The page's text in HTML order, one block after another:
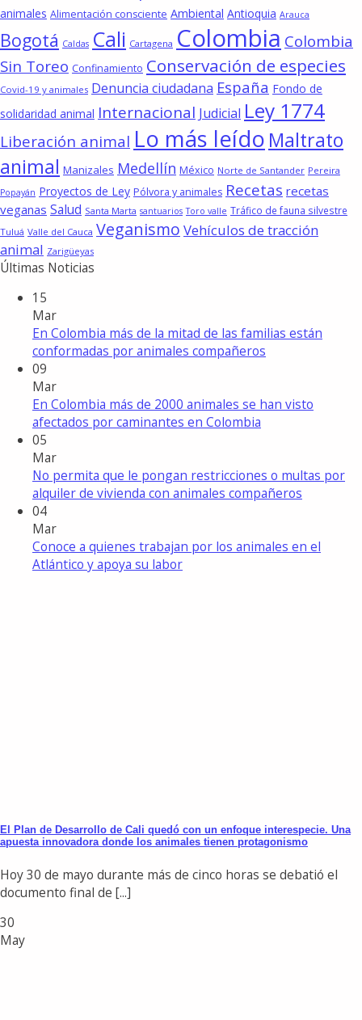
animales Alimentación consciente Ambiental Antioquia Arauca
Bogotá Caldas Cali Cartagena Colombia Colombia
Sin Toreo Confinamiento Conservación de especies
Covid-19 y animales Denuncia ciudadana España Fondo de
solidaridad animal Internacional Judicial Ley 1774
Liberación animal Lo más leído Maltrato
animal Manizales Medellín México Norte de Santander Pereira
Popayán Proyectos de Ley Pólvora y animales Recetas recetas
veganas Salud Santa Marta santuarios Toro valle Tráfico de fauna silvestre
Tuluá Valle del Cauca Veganismo Vehículos de tracción
animal Zarigüeyas
Últimas Noticias
15
Mar
En Colombia más de la mitad de las familias están
conformadas por animales compañeros
09
Mar
En Colombia más de 2000 animales se han visto
afectados por caminantes en Colombia
05
Mar
No permita que le pongan restricciones o multas por
alquiler de vivienda con animales compañeros
04
Mar
Conoce a quienes trabajan por los animales en el
Atlántico y apoya su labor
El Plan de Desarrollo de Cali quedó con un enfoque interespecie. Una
apuesta innovadora donde los animales tienen protagonismo
Hoy 30 de mayo durante más de cinco horas se debatió el
documento final de [...]
30
May